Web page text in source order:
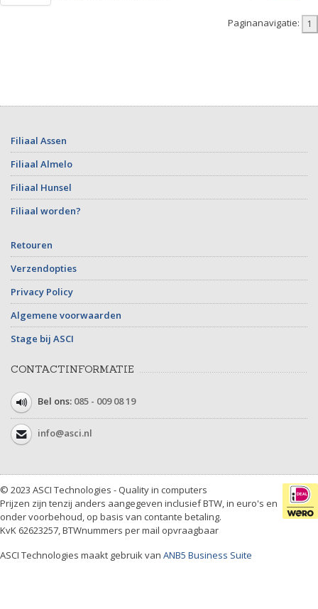
Paginanavigatie:
Filiaal Assen
Filiaal Almelo
Filiaal Hunsel
Filiaal worden?
Retouren
Verzendopties
Privacy Policy
Algemene voorwaarden
Stage bij ASCI
CONTACTINFORMATIE
Bel ons: 085 - 009 08 19
info@asci.nl
© 2023 ASCI Technologies - Quality in computers
Prijzen zijn tenzij anders aangegeven inclusief BTW, in euro's en
onder voorbehoud, op basis van contante betaling.
KvK 62623257, BTWnummers per mail opvraagbaar
ASCI Technologies maakt gebruik van ANB5 Business Suite